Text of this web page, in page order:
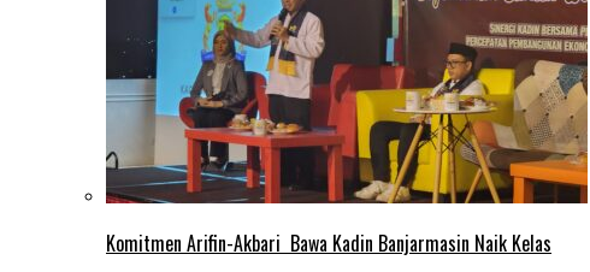
Komitmen Arifin-Akbari Bawa Kadin Banjarmasin Naik Kelas